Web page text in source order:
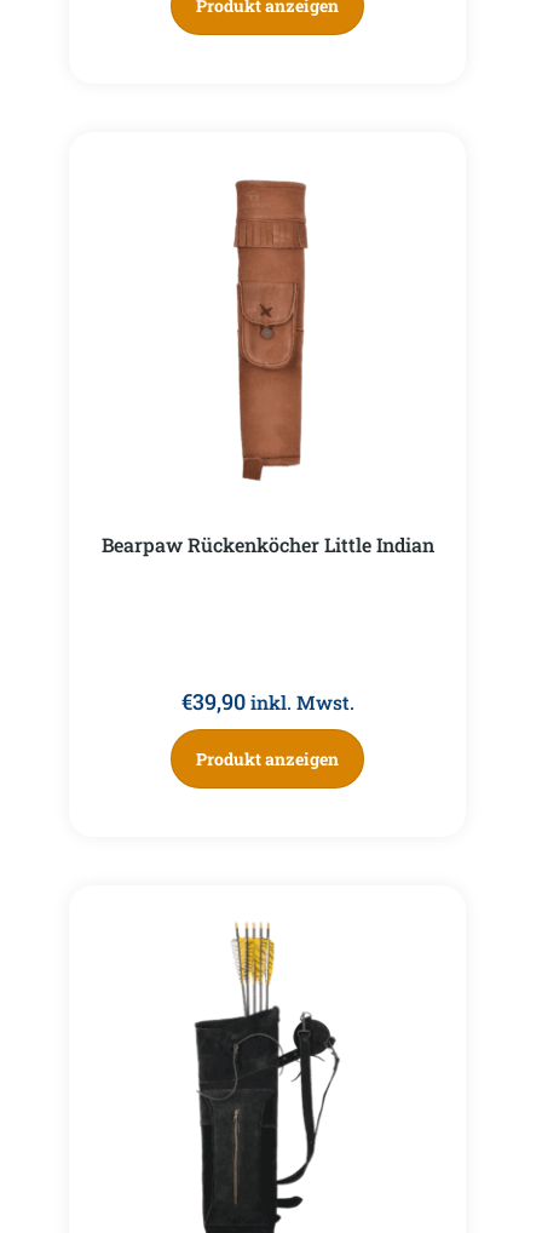
Produkt anzeigen
Bearpaw Rückenköcher Little Indian
€39,90 inkl. Mwst.
Produkt anzeigen